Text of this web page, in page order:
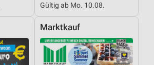
Gültig ab Mo. 10.08.
Marktkauf